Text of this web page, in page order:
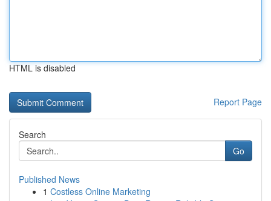
HTML is disabled
Report Page
Search
Go
Published News
1 Costless Online Marketing